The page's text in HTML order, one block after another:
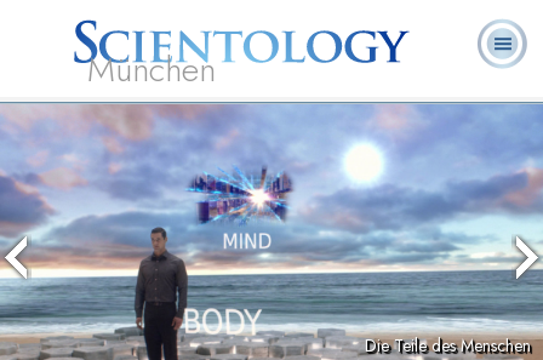
München
Hubbard
Was ist
Scientology?
Fragen
Die Teile des Menschen